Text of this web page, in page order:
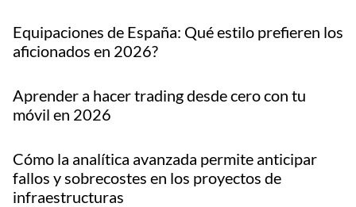
Equipaciones de España: Qué estilo prefieren los
aficionados en 2026?
Aprender a hacer trading desde cero con tu
móvil en 2026
Cómo la analítica avanzada permite anticipar
fallos y sobrecostes en los proyectos de
infraestructuras